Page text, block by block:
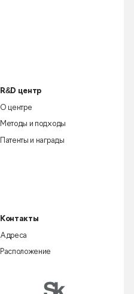
R&D центр
О центре
Методы и подходы
Патенты и награды
Контакты
Адреса
Расположение